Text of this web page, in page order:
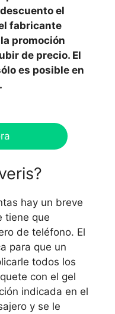
el
fabricante
promoción
de precio. El
es posible en
hay un breve
tiene que
de teléfono. El
para que un
todos los
con el gel
indicada en el
y se le